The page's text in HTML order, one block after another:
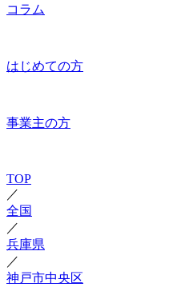
コラム
はじめての方
事業主の方
TOP
／
全国
／
兵庫県
／
神戸市中央区